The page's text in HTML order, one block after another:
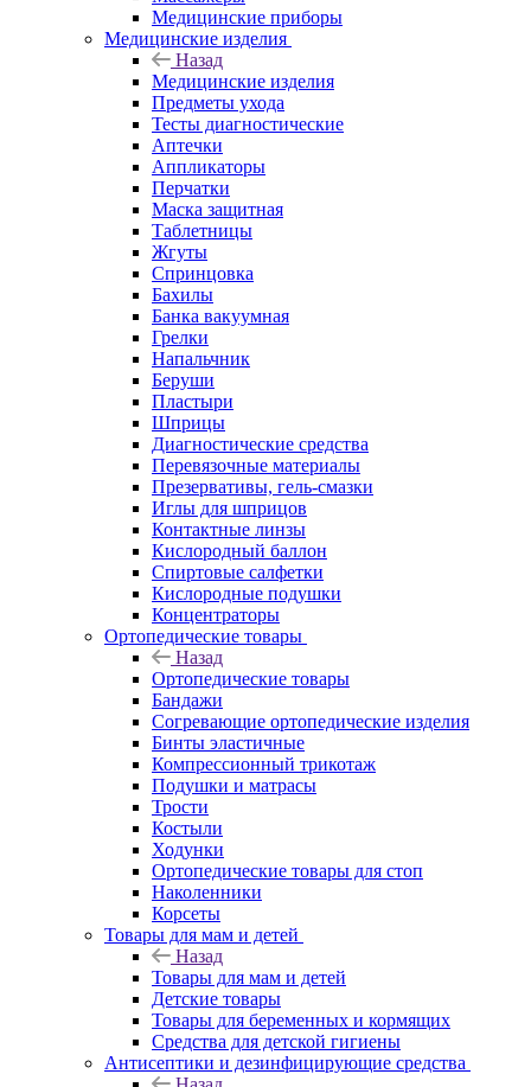
Медицинские приборы
Медицинские изделия
Назад
Медицинские изделия
Предметы ухода
Тесты диагностические
Аптечки
Аппликаторы
Перчатки
Маска защитная
Таблетницы
Жгуты
Спринцовка
Бахилы
Банка вакуумная
Грелки
Напальчник
Беруши
Пластыри
Шприцы
Диагностические средства
Перевязочные материалы
Презервативы, гель-смазки
Иглы для шприцов
Контактные линзы
Кислородный баллон
Спиртовые салфетки
Кислородные подушки
Концентраторы
Ортопедические товары
Назад
Ортопедические товары
Бандажи
Согревающие ортопедические изделия
Бинты эластичные
Компрессионный трикотаж
Подушки и матрасы
Трости
Костыли
Ходунки
Ортопедические товары для стоп
Наколенники
Корсеты
Товары для мам и детей
Назад
Товары для мам и детей
Детские товары
Товары для беременных и кормящих
Средства для детской гигиены
Антисептики и дезинфицирующие средства